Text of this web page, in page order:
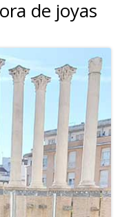
de joyas